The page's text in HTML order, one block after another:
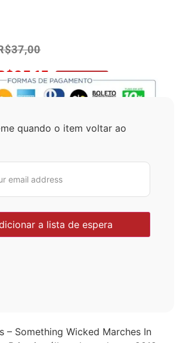
37,00
35,15 No Pix 5% OFF
quando o item voltar ao
– Something Wicked Marches In